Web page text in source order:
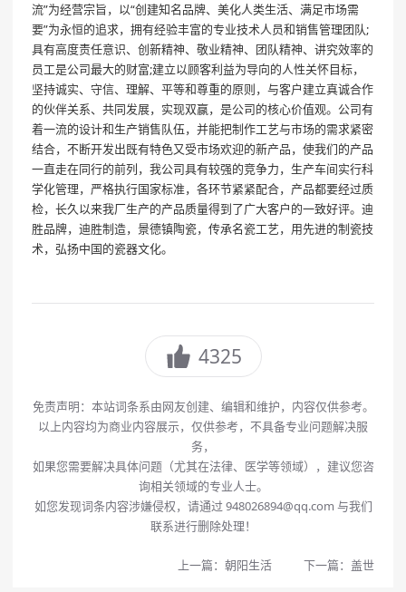
流”为经营宗旨，以“创建知名品牌、美化人类生活、满足市场需
要”为永恒的追求，拥有经验丰富的专业技术人员和销售管理团队;
具有高度责任意识、创新精神、敬业精神、团队精神、讲究效率的
员工是公司最大的财富;建立以顾客利益为导向的人性关怀目标，
坚持诚实、守信、理解、平等和尊重的原则，与客户建立真诚合作
的伙伴关系、共同发展，实现双赢，是公司的核心价值观。公司有
着一流的设计和生产销售队伍，并能把制作工艺与市场的需求紧密
结合，不断开发出既有特色又受市场欢迎的新产品，使我们的产品
一直走在同行的前列，我公司具有较强的竞争力，生产车间实行科
学化管理，严格执行国家标准，各环节紧紧配合，产品都要经过质
检，长久以来我厂生产的产品质量得到了广大客户的一致好评。迪
胜品牌，迪胜制造，景德镇陶瓷，传承名瓷工艺，用先进的制瓷技
术，弘扬中国的瓷器文化。
4325
免责声明：本站词条系由网友创建、编辑和维护，内容仅供参考。
以上内容均为商业内容展示，仅供参考，不具备专业问题解决服
务，
如果您需要解决具体问题（尤其在法律、医学等领域），建议您咨
询相关领域的专业人士。
如您发现词条内容涉嫌侵权，请通过 948026894@qq.com 与我们
联系进行删除处理！
上一篇： 朝阳生活 下一篇： 盖世